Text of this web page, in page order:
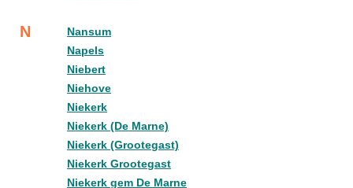
N
Nansum
Napels
Niebert
Niehove
Niekerk
Niekerk (De Marne)
Niekerk (Grootegast)
Niekerk Grootegast
Niekerk gem De Marne